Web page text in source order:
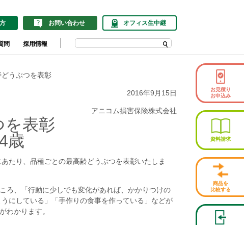
お問い合わせ オフィス生中継
問 採用情報
お見積り
お申込み
資料請求
商品を
比較する
うぶつを表彰
2016年9月15日
アニコム損害保険株式会社
表彰
歳
たり、品種ごとの最高齢どうぶつを表彰いたしま
ろ、「行動に少しでも変化があれば、かかりつけの
にしている」「手作りの食事を作っている」などが
わかります。